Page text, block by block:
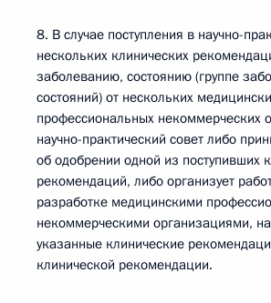
8. В случае поступления в научно-
нескольких клинических
заболеванию, состоянию (группе
состояний) от нескольких
профессиональных некоммерческих
научно-практический совет либо
об одобрении одной из поступивших
рекомендаций, либо организует
разработке медицинскими
некоммерческими организациями,
указанные клинические
клинической рекомендации.